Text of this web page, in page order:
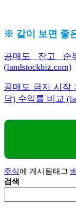
※ 같이 보면 좋
공매도 잔고 순
(landstockbiz.com)
공매도 금지 시작
닥) 수익률 비교
주식에 게시됨태그
검색